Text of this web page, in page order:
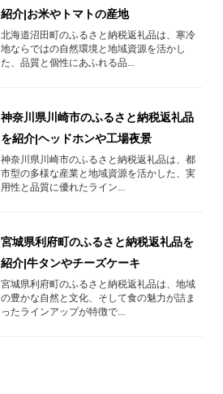
紹介|お米やトマトの産地
北海道沼田町のふるさと納税返礼品は、寒冷
地ならではの自然環境と地域資源を活かし
た、品質と個性にあふれる品...
神奈川県川崎市のふるさと納税返礼品
を紹介|ヘッドホンや工場夜景
神奈川県川崎市のふるさと納税返礼品は、都
市型の多様な産業と地域資源を活かした、実
用性と品質に優れたライン...
宮城県利府町のふるさと納税返礼品を
紹介|牛タンやチーズケーキ
宮城県利府町のふるさと納税返礼品は、地域
の豊かな自然と文化、そして食の魅力が詰ま
ったラインアップが特徴で...